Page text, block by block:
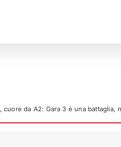
cuore da A2: Gara 3 è una battaglia,